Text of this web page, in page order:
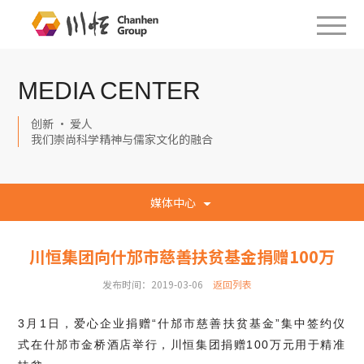
MEDIA CENTER
创新 · 爱人
我们崇尚科学精神与儒家文化的融合
媒体中心
川恒集团向什邡市慈善扶贫基金捐赠100万
发布时间：2019-03-06 返回列表
3月1日，爱心企业捐赠“什邡市慈善扶贫基金”集中签约仪
式在什邡市金桥酒店举行，川恒集团捐赠100万元用于精准